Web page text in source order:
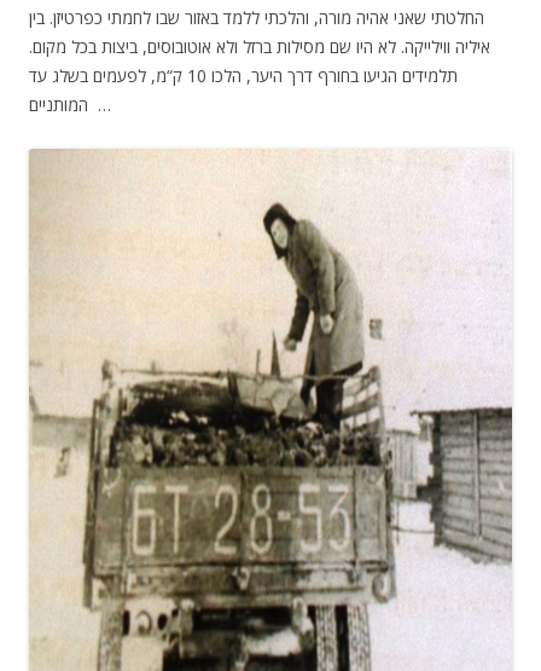
החלטתי שאני אהיה מורה, והלכתי ללמד באזור שבו לחמתי כפרטיזן. בין
איליה ווילייקה. לא היו שם מסילות ברזל ולא אוטובוסים, ביצות בכל מקום.
תלמידים הגיעו בחורף דרך היער, הלכו 10 ק“מ, לפעמים בשלג עד
המותניים …